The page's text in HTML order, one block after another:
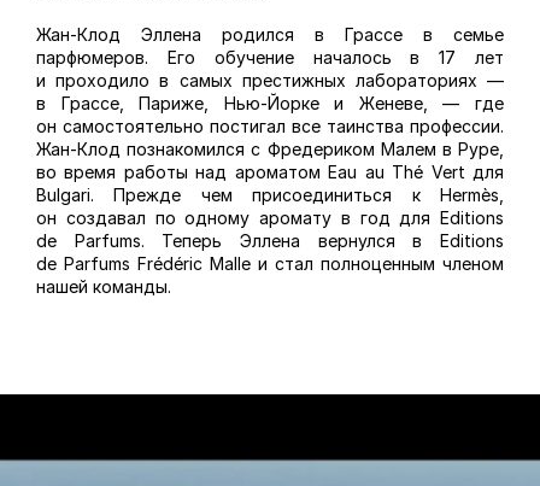
Жан-Клод Эллена родился в Грассе в семье
парфюмеров. Его обучение началось в 17 лет
и проходило в самых престижных лабораториях —
в Грассе, Париже, Нью-Йорке и Женеве, — где
он самостоятельно постигал все таинства профессии.
Жан-Клод познакомился с Фредериком Малем в Руре,
во время работы над ароматом Eau au Thé Vert для
Bulgari. Прежде чем присоединиться к Hermès,
он создавал по одному аромату в год для Editions
de Parfums. Теперь Эллена вернулся в Editions
de Parfums Frédéric Malle и стал полноценным членом
нашей команды.